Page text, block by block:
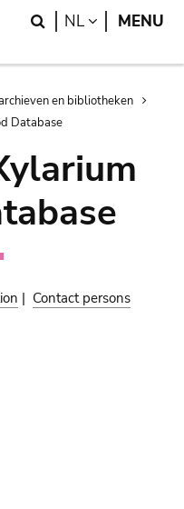
Search
NL LANGUAGE
MENU
en bibliotheken
Database
| Contact persons